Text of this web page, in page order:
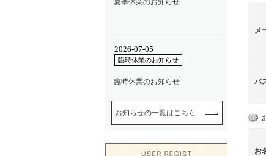
メ
パ
お
お知らせの一覧はこちら